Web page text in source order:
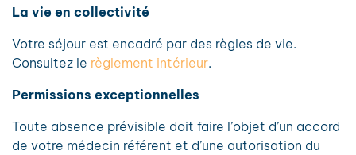
La vie en collectivité
Votre séjour est encadré par des règles de vie.
Consultez le règlement intérieur.
Permissions exceptionnelles
Toute absence prévisible doit faire l’objet d’un accord
de votre médecin référent et d’une autorisation du